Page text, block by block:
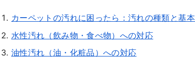
カーペットの汚れに困ったら：汚れの種類と基
水性汚れ（飲み物・食べ物）への対応
油性汚れ（油・化粧品）への対応